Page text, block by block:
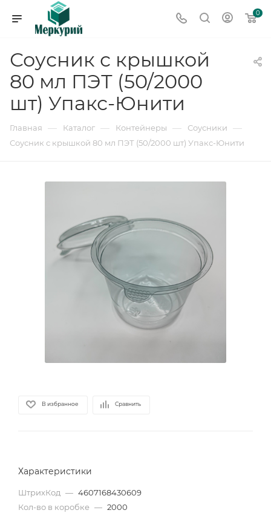
0
Соусник с крышкой
80 мл ПЭТ (50/2000
шт) Упакс-Юнити
Главная — Каталог — Контейнеры — Соусники —
Соусник с крышкой 80 мл ПЭТ (50/2000 шт) Упакс-Юнити
В избранное Сравнить
Характеристики
ШтрихКод — 4607168430609
Кол-во в коробке — 2000